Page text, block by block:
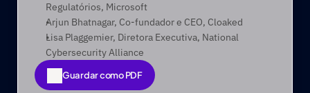
Regulatórios, Microsoft
Arjun Bhatnagar, Co-fundador e CEO, Cloaked
Lisa Plaggemier, Diretora Executiva, National
Cybersecurity Alliance
Guardar como PDF
Guardar como PDF